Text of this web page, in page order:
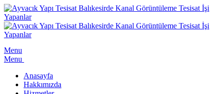
Menu
Menu
Anasayfa
Hakkımızda